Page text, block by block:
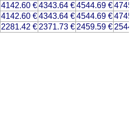
4142.60 €4343.64 €4544.69 €
4142.60 €4343.64 €4544.69 €
2281.42 € 2371.73 € 2459.59 €